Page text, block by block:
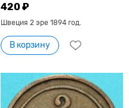
420 ₽
Швеция 2 эре 1894 год.
В корзину